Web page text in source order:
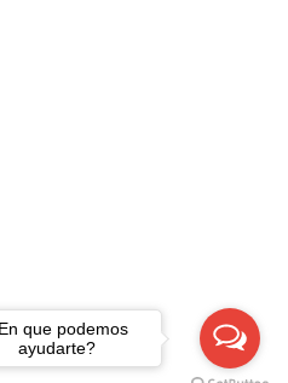
que podemos
ayudarte?